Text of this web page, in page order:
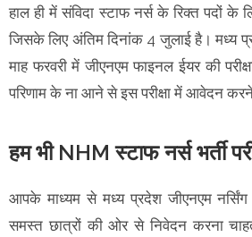
हाल ही में संविदा स्टाफ नर्स के रिक्त पदों के
जिसके लिए अंतिम दिनांक 4 जुलाई है। मध्य
माह फरवरी में जीएनएम फाइनल ईयर की
परिणाम के ना आने से इस परीक्षा में आवेदन
हम भी NHM स्टाफ नर्स भर्ती
आपके माध्यम से मध्य प्रदेश जीएनएम
समस्त छात्रों की ओर से निवेदन करना